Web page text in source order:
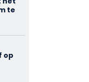
te
op